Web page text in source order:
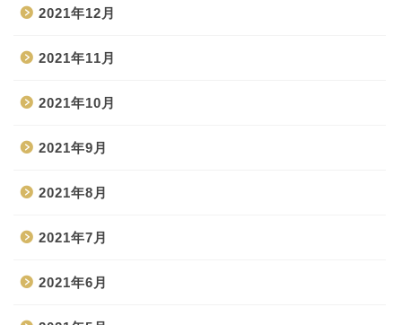
2021年12月
2021年11月
2021年10月
2021年9月
2021年8月
2021年7月
2021年6月